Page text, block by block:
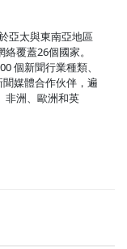
亞太與東南亞地區
覆蓋26個國家。
個新聞行業種類、
媒體合作伙伴，遍
非洲、歐洲和英